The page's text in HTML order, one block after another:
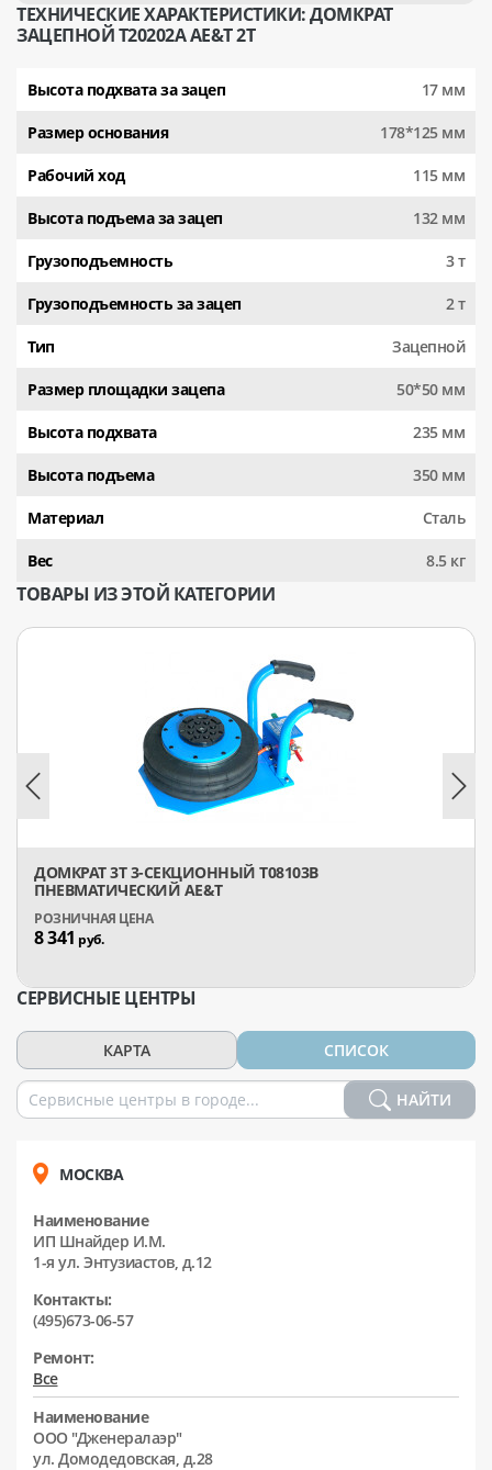
ТЕХНИЧЕСКИЕ ХАРАКТЕРИСТИКИ: ДОМКРАТ
ЗАЦЕПНОЙ T20202A AE&T 2Т
Высота подхвата за зацеп 17 мм
Размер основания 178*125 мм
Рабочий ход 115 мм
Высота подъема за зацеп 132 мм
Грузоподъемность 3 т
Грузоподъемность за зацеп 2 т
Тип Зацепной
Размер площадки зацепа 50*50 мм
Высота подхвата 235 мм
Высота подъема 350 мм
Материал Сталь
Вес 8.5 кг
ТОВАРЫ ИЗ ЭТОЙ КАТЕГОРИИ
ДОМКРАТ 3Т 3-СЕКЦИОННЫЙ T08103B
ПНЕВМАТИЧЕСКИЙ AE&T
8 341 руб.
СЕРВИСНЫЕ ЦЕНТРЫ
КАРТА СПИСОК
НАЙТИ
МОСКВА
Наименование
ИП Шнайдер И.М.
1-я ул. Энтузиастов, д.12
Контакты:
(495)673-06-57
Ремонт:
Все
Наименование
ООО "Дженералаэр"
ул. Домодедовская, д.28